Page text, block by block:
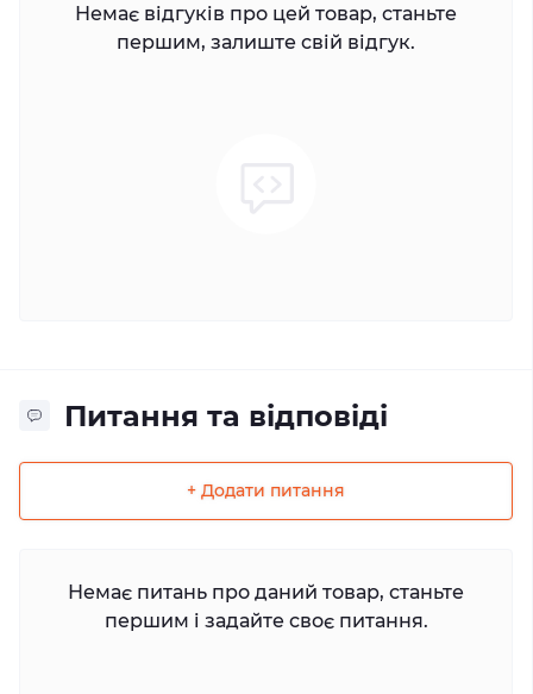
Немає відгуків про цей товар, станьте
першим, залиште свій відгук.
Питання та відповіді
+ Додати питання
Немає питань про даний товар, станьте
першим і задайте своє питання.